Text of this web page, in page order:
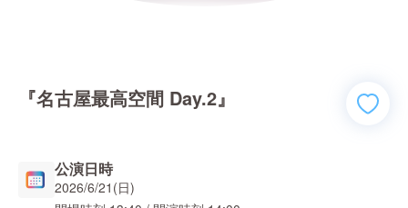
『名古屋最高空間 Day.2』
公演日時
2026/6/21(日)